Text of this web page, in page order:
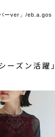
ーver」/eb.a.gos
ーズン活躍」